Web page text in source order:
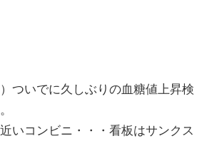
ついでに久しぶりの血糖値上昇検
いコンビニ・・・看板はサンクス